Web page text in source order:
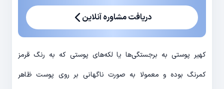
دریافت مشاوره آنلاین
کهیر پوستی به برجستگی‌ها یا لکه‌های پوستی که به رنگ قرمز
کمرنگ بوده و معمولا به صورت ناگهانی بر روی پوست ظاهر